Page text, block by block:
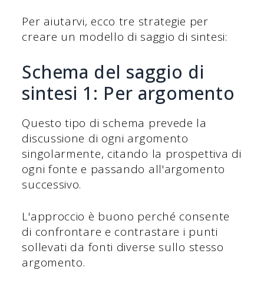
Per aiutarvi, ecco tre strategie per
creare un modello di saggio di sintesi:
Schema del saggio di
sintesi 1: Per argomento
Questo tipo di schema prevede la
discussione di ogni argomento
singolarmente, citando la prospettiva di
ogni fonte e passando all'argomento
successivo.
L'approccio è buono perché consente
di confrontare e contrastare i punti
sollevati da fonti diverse sullo stesso
argomento.